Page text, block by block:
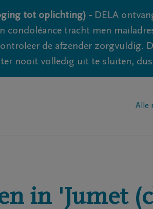
tot oplichting) - DELA
condoléance tracht men
de afzender zorgvuldig.
nooit volledig uit te sluiten,
Alle
in 'Jumet